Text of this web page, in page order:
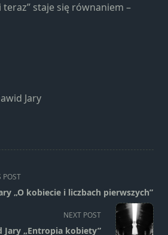
staje się równaniem –
Jary
POST
„O kobiecie i liczbach pierwszych”
NEXT POST
Jary „Entropia kobiety”